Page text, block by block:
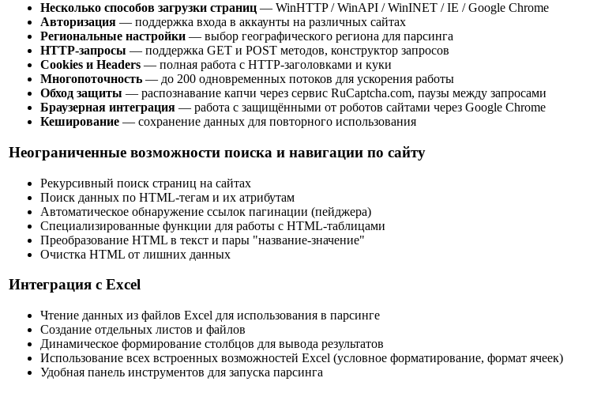
Несколько способов загрузки страниц — WinHTTP / WinAPI / WinINET / IE / Google Chrome
Авторизация — поддержка входа в аккаунты на различных сайтах
Региональные настройки — выбор географического региона для парсинга
HTTP-запросы — поддержка GET и POST методов, конструктор запросов
Cookies и Headers — полная работа с HTTP-заголовками и куки
Многопоточность — до 200 одновременных потоков для ускорения работы
Обход защиты — распознавание капчи через сервис RuCaptcha.com, паузы между запросами
Браузерная интеграция — работа с защищёнными от роботов сайтами через Google Chrome
Кеширование — сохранение данных для повторного использования
Неограниченные возможности поиска и навигации по сайту
Рекурсивный поиск страниц на сайтах
Поиск данных по HTML-тегам и их атрибутам
Автоматическое обнаружение ссылок пагинации (пейджера)
Специализированные функции для работы с HTML-таблицами
Преобразование HTML в текст и пары "название-значение"
Очистка HTML от лишних данных
Интеграция с Excel
Чтение данных из файлов Excel для использования в парсинге
Создание отдельных листов и файлов
Динамическое формирование столбцов для вывода результатов
Использование всех встроенных возможностей Excel (условное форматирование, формат ячеек)
Удобная панель инструментов для запуска парсинга